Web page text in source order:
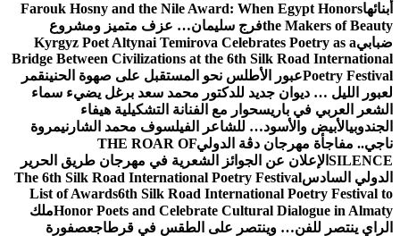
أبنائهاFarouk Hosny and the Nile Award: When Egypt Honors
the Makers of Beautyفرج سليمان… عزف متميز ومشروع
ضبابيKyrgyz Poet Altynai Temirova Celebrates Poetry as a
Bridge Between Civilizations at the 6th Silk Road International
Poetry Festivalعبور الأطلس نحو المستقبل على صهوة الحنينقمر
لعبور الليل … ديوان جديد للدكتور محمد سعد برغل يضيء سماء
الشعر العربي في باريسحوار مع الفنانة التشكيلية هيفاء
الجندوبيالأبيض والأسود… للشاعر الفيلسوف محمد الشارنيمروة
ناجي.. مفاجأة مهرجان دڨة الدوليTHE ROAR OF
SILENCE الإعلان عن الجوائز الشعرية في مهرجان طريق الحرير
الدولي السادسThe 6th Silk Road International Poetry Festival
List of Awards6th Silk Road International Poetry Festival to
Honor Poets and Celebrate Cultural Dialogue in Almatyملك
الراي ينتصر للفن… وينتصر على الطقس في قرطاجعصفورة